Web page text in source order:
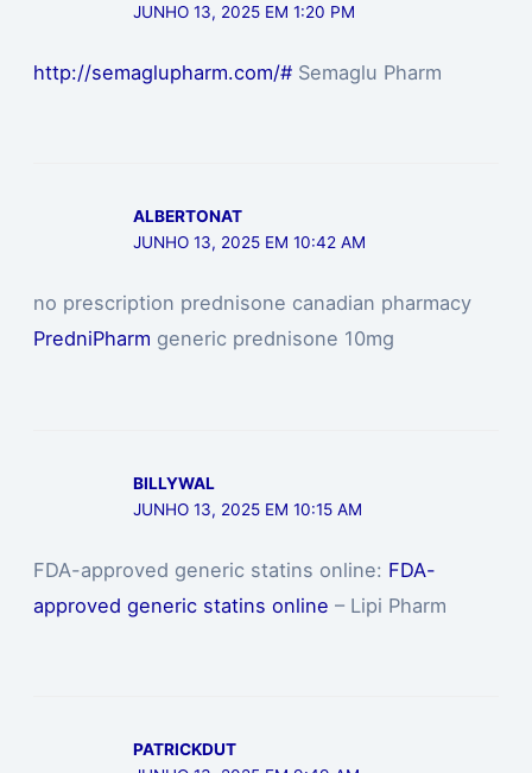
JUNHO 13, 2025 EM 1:20 PM
http://semaglupharm.com/# Semaglu Pharm
ALBERTONAT
JUNHO 13, 2025 EM 10:42 AM
no prescription prednisone canadian pharmacy
PredniPharm generic prednisone 10mg
BILLYWAL
JUNHO 13, 2025 EM 10:15 AM
FDA-approved generic statins online: FDA-
approved generic statins online – Lipi Pharm
PATRICKDUT